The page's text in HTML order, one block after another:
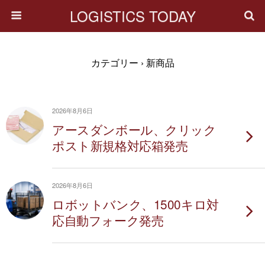
LOGISTICS TODAY
カテゴリー › 新商品
2026年8月6日
アースダンボール、クリック
ポスト新規格対応箱発売
2026年8月6日
ロボットバンク、1500キロ対
応自動フォーク発売